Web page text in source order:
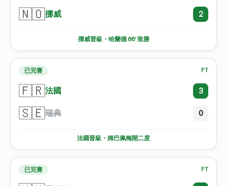
🇳🇴挪威 2
挪威晉級・哈蘭德 86′ 致勝
已完賽 FT
🇫🇷法國 3
🇸🇪瑞典 0
法國晉級・姆巴佩梅開二度
已完賽 FT